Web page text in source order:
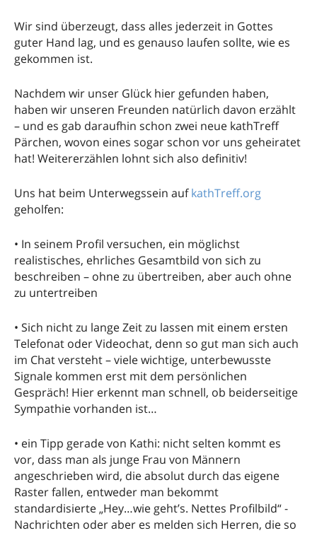
Wir sind überzeugt, dass alles jederzeit in Gottes
guter Hand lag, und es genauso laufen sollte, wie es
gekommen ist.
Nachdem wir unser Glück hier gefunden haben,
haben wir unseren Freunden natürlich davon erzählt
– und es gab daraufhin schon zwei neue kathTreff
Pärchen, wovon eines sogar schon vor uns geheiratet
hat! Weitererzählen lohnt sich also definitiv!
Uns hat beim Unterwegssein aufkathTreff.org
geholfen:
• In seinem Profil versuchen, ein möglichst
realistisches, ehrliches Gesamtbild von sich zu
beschreiben – ohne zu übertreiben, aber auch ohne
zu untertreiben
• Sich nicht zu lange Zeit zu lassen mit einem ersten
Telefonat oder Videochat, denn so gut man sich auch
im Chat versteht – viele wichtige, unterbewusste
Signale kommen erst mit dem persönlichen
Gespräch! Hier erkennt man schnell, ob beiderseitige
Sympathie vorhanden ist…
• ein Tipp gerade von Kathi: nicht selten kommt es
vor, dass man als junge Frau von Männern
angeschrieben wird, die absolut durch das eigene
Raster fallen, entweder man bekommt
standardisierte „Hey…wie geht’s. Nettes Profilbild“ -
Nachrichten oder aber es melden sich Herren, die so